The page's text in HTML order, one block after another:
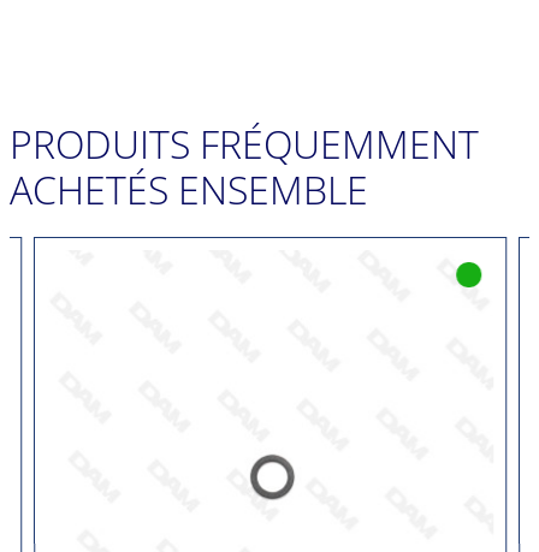
PRODUITS FRÉQUEMMENT
ACHETÉS ENSEMBLE